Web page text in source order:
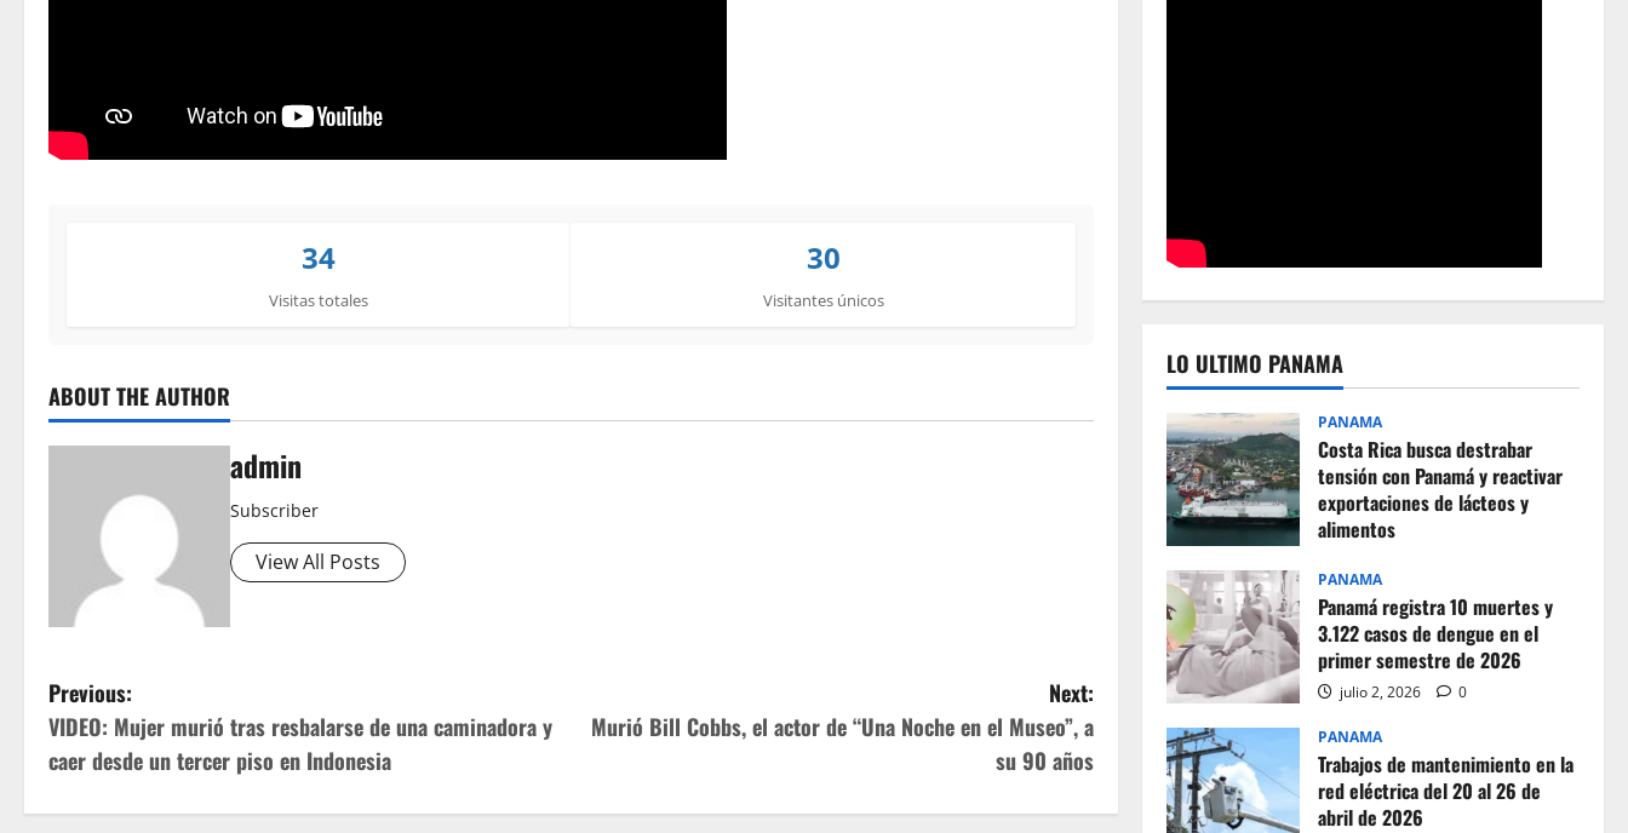
34
Visitas totales
30
Visitantes únicos
ABOUT THE AUTHOR
admin
Subscriber
View All Posts
P
o
s
Previous:
VIDEO: Mujer murió tras resbalarse de una caminadora y
caer desde un tercer piso en Indonesia
Next:
Murió Bill Cobbs, el actor de “Una Noche en el Museo”, a
su 90 años
LO ULTIMO PANAMA
PANAMA
Costa Rica busca destrabar
tensión con Panamá y reactivar
exportaciones de lácteos y
alimentos
PANAMA
Panamá registra 10 muertes y
3.122 casos de dengue en el
primer semestre de 2026
julio 2, 2026 0
PANAMA
Trabajos de mantenimiento en la
red eléctrica del 20 al 26 de
abril de 2026